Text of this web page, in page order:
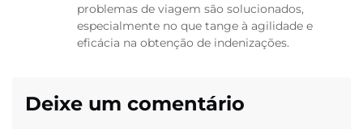
problemas de viagem são solucionados,
especialmente no que tange à agilidade e
eficácia na obtenção de indenizações.
Deixe um comentário